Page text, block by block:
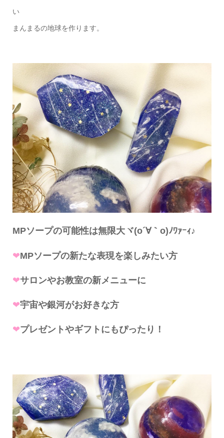
い
まんまるの地球を作ります。
MPソープの可能性は無限大ヾ(o´∀｀o)ﾉﾜｧｰｨ♪
❤MPソープの新たな表現を楽しみたい方
❤サロンやお教室の新メニューに
❤宇宙や銀河がお好きな方
❤プレゼントやギフトにもぴったり！